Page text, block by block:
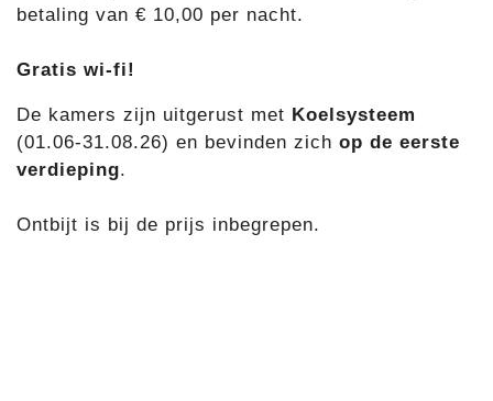
betaling van € 10,00 per nacht.
Gratis wi-fi!
De kamers zijn uitgerust met Koelsysteem
(01.06-31.08.26) en bevinden zich op de eerste
verdieping.
Ontbijt is bij de prijs inbegrepen.